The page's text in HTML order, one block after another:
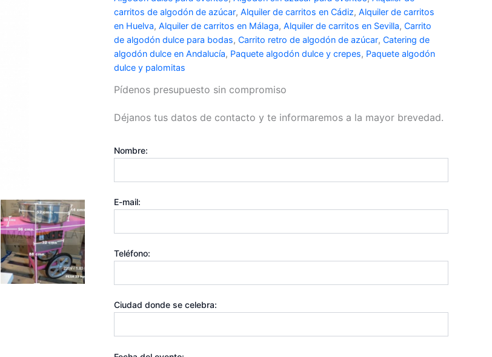
carritos de algodón de azúcar, Alquiler de carritos en Cádiz, Alquiler de carritos
en Huelva, Alquiler de carritos en Málaga, Alquiler de carritos en Sevilla, Carrito
de algodón dulce para bodas, Carrito retro de algodón de azúcar, Catering de
algodón dulce en Andalucía, Paquete algodón dulce y crepes, Paquete algodón
dulce y palomitas
Pídenos presupuesto sin compromiso
Déjanos tus datos de contacto y te informaremos a la mayor brevedad.
Nombre:
E-mail:
Teléfono:
Ciudad donde se celebra: